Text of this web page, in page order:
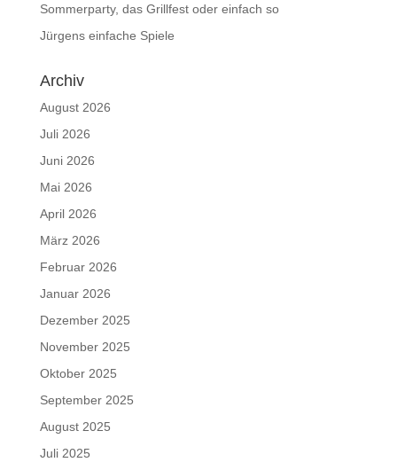
Sommerparty, das Grillfest oder einfach so
Jürgens einfache Spiele
Archiv
August 2026
Juli 2026
Juni 2026
Mai 2026
April 2026
März 2026
Februar 2026
Januar 2026
Dezember 2025
November 2025
Oktober 2025
September 2025
August 2025
Juli 2025